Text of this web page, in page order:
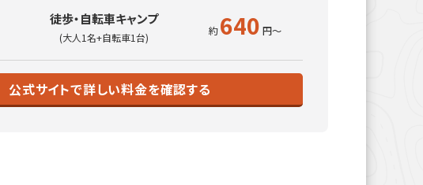
徒歩・自転車キャンプ
(大人1名+自転車1台) 640
公式サイトで詳しい料金を確認する